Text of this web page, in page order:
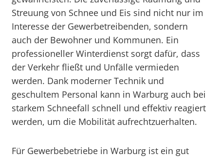
Streuung von Schnee und Eis sind nicht nur im
Interesse der Gewerbetreibenden, sondern
auch der Bewohner und Kommunen. Ein
professioneller Winterdienst sorgt dafür, dass
der Verkehr fließt und Unfälle vermieden
werden. Dank moderner Technik und
geschultem Personal kann in Warburg auch bei
starkem Schneefall schnell und effektiv reagiert
werden, um die Mobilität aufrechtzuerhalten.
Für Gewerbebetriebe in Warburg ist ein gut